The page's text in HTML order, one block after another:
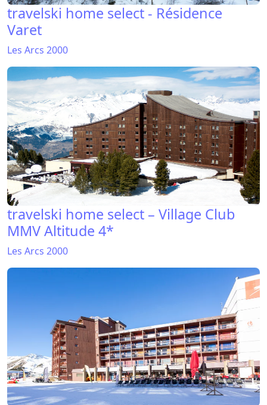
travelski home select - Résidence
Varet
Les Arcs 2000
travelski home select – Village Club
MMV Altitude 4*
Les Arcs 2000